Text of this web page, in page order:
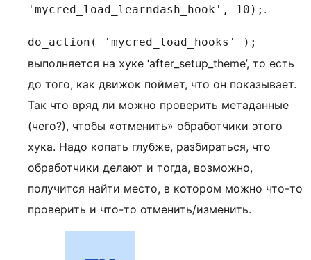
'mycred_load_learndash_hook', 10); .
do_action( 'mycred_load_hooks' );
выполняется на хуке ‘after_setup_theme’, то есть
до того, как движок поймет, что он показывает.
Так что вряд ли можно проверить метаданные
(чего?), чтобы «отменить» обработчики этого
хука. Надо копать глубже, разбираться, что
обработчики делают и тогда, возможно,
получится найти место, в котором можно что-то
проверить и что-то отменить/изменить.